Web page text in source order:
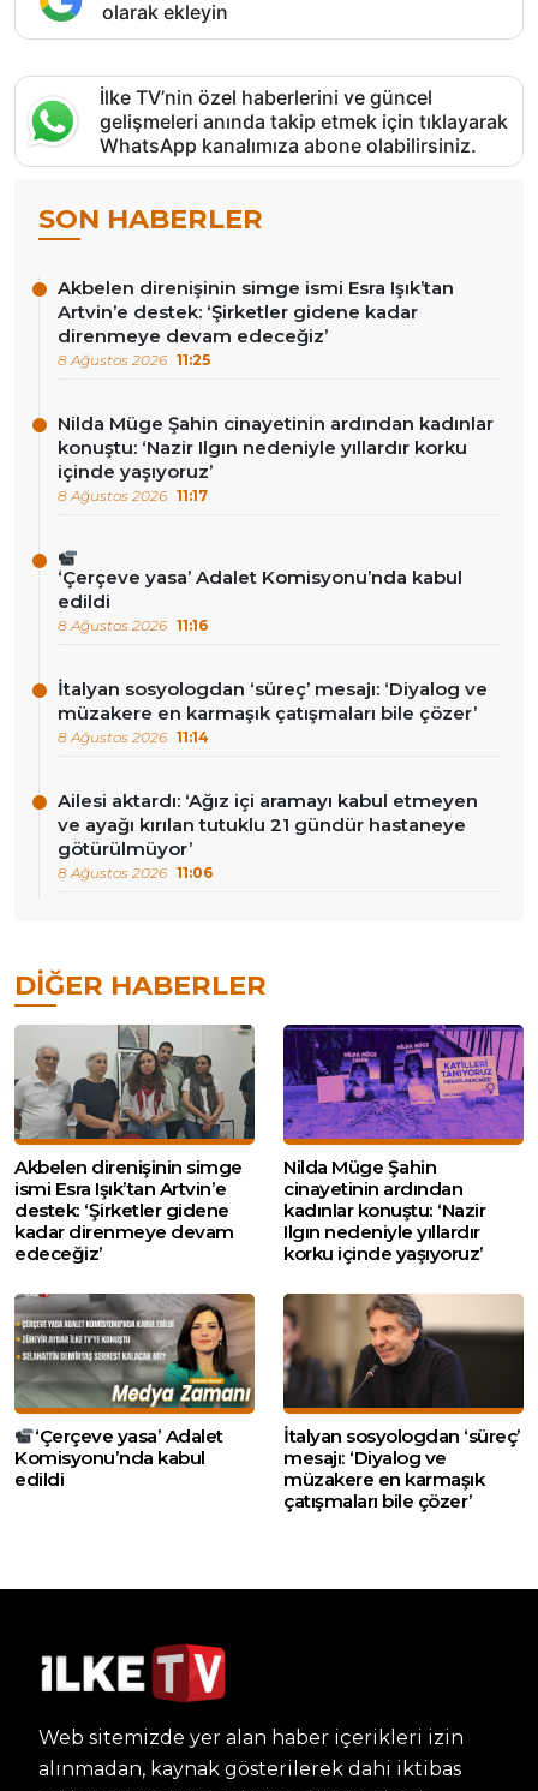
olarak ekleyin
İlke TV’nin özel haberlerini ve güncel
gelişmeleri anında takip etmek için tıklayarak
WhatsApp kanalımıza abone olabilirsiniz.
SON HABERLER
Akbelen direnişinin simge ismi Esra Işık’tan
Artvin’e destek: ‘Şirketler gidene kadar
direnmeye devam edeceğiz’
8 Ağustos 2026 11:25
Nilda Müge Şahin cinayetinin ardından kadınlar
konuştu: ‘Nazir Ilgın nedeniyle yıllardır korku
içinde yaşıyoruz’
8 Ağustos 2026 11:17
‘Çerçeve yasa’ Adalet Komisyonu’nda kabul
edildi
8 Ağustos 2026 11:16
İtalyan sosyologdan ‘süreç’ mesajı: ‘Diyalog ve
müzakere en karmaşık çatışmaları bile çözer’
8 Ağustos 2026 11:14
Ailesi aktardı: ‘Ağız içi aramayı kabul etmeyen
ve ayağı kırılan tutuklu 21 gündür hastaneye
götürülmüyor’
8 Ağustos 2026 11:06
DIĞER HABERLER
Akbelen direnişinin simge
ismi Esra Işık’tan Artvin’e
destek: ‘Şirketler gidene
kadar direnmeye devam
edeceğiz’
Nilda Müge Şahin
cinayetinin ardından
kadınlar konuştu: ‘Nazir
Ilgın nedeniyle yıllardır
korku içinde yaşıyoruz’
‘Çerçeve yasa’ Adalet
Komisyonu’nda kabul
edildi
İtalyan sosyologdan ‘süreç’
mesajı: ‘Diyalog ve
müzakere en karmaşık
çatışmaları bile çözer’
Web sitemizde yer alan haber içerikleri izin
alınmadan, kaynak gösterilerek dahi iktibas